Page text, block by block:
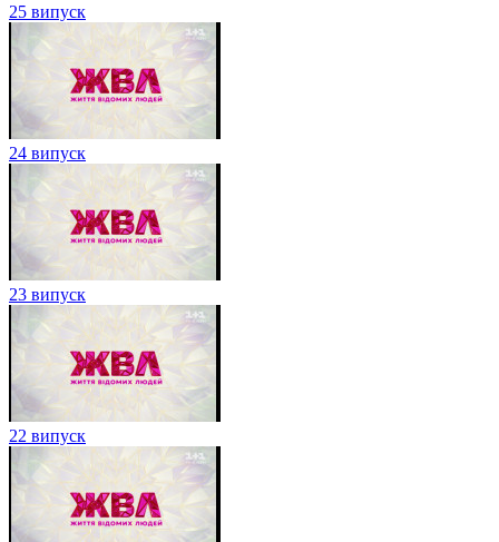
25 випуск
24 випуск
23 випуск
22 випуск